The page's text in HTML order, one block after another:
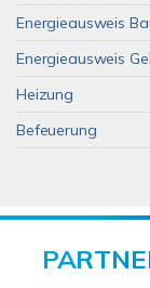
Energieausweis
Energieausweis
Heizung
Befeuerung